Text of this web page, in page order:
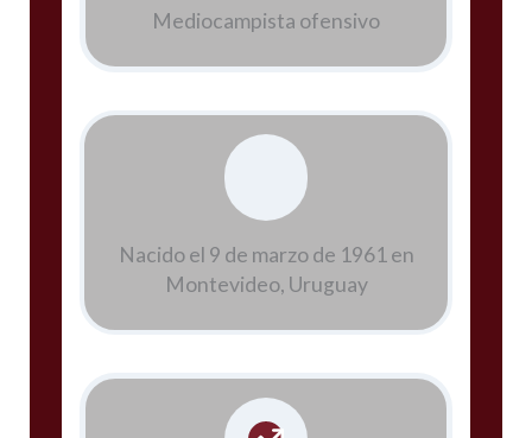
Mediocampista ofensivo
Nacido el 9 de marzo de 1961 en
Montevideo, Uruguay